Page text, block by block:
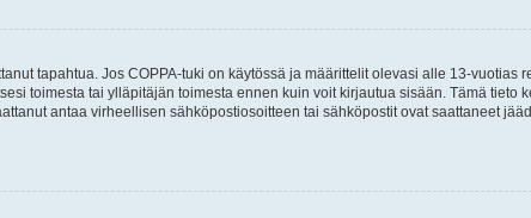
tapahtua. Jos COPPA-tuki on käytössä ja määrittelit olevasi alle 13-vuotias
toimesta tai ylläpitäjän toimesta ennen kuin voit kirjautua sisään. Tämä tieto
antaa virheellisen sähköpostiosoitteen tai sähköpostit ovat saattaneet